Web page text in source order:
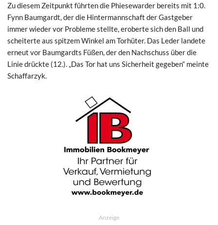
Zu diesem Zeitpunkt führten die Phiesewarder bereits mit 1:0.
Fynn Baumgardt, der die Hintermannschaft der Gastgeber
immer wieder vor Probleme stellte, eroberte sich den Ball und
scheiterte aus spitzem Winkel am Torhüter. Das Leder landete
erneut vor Baumgardts Füßen, der den Nachschuss über die
Linie drückte (12.). „Das Tor hat uns Sicherheit gegeben“ meinte
Schaffarzyk.
Anzeige